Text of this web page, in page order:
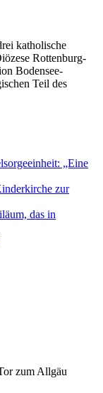
katholische
Rottenburg-
Bodensee-
Teil des
„Eine
zur
das in
zum Allgäu